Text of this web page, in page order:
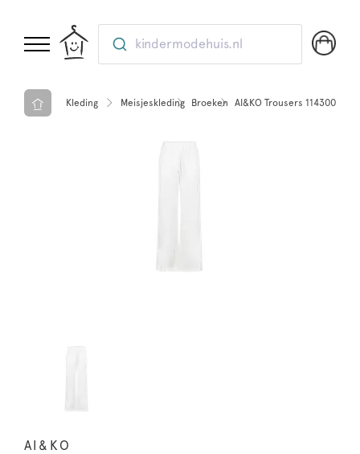
kindermodehuis.nl
Kleding Meisjeskleding Broeken AI&KO Trousers 114300 -
AI&KO